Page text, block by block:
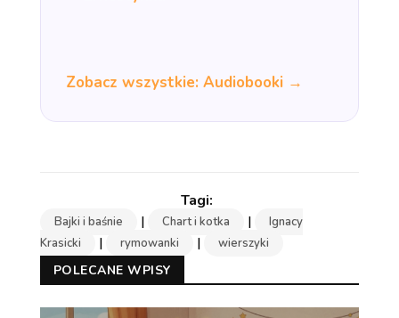
Zobacz wszystkie: Audiobooki →
Bajki i baśnie | Chart i kotka |
Ignacy
Krasicki
| rymowanki | wierszyki
POLECANE WPISY